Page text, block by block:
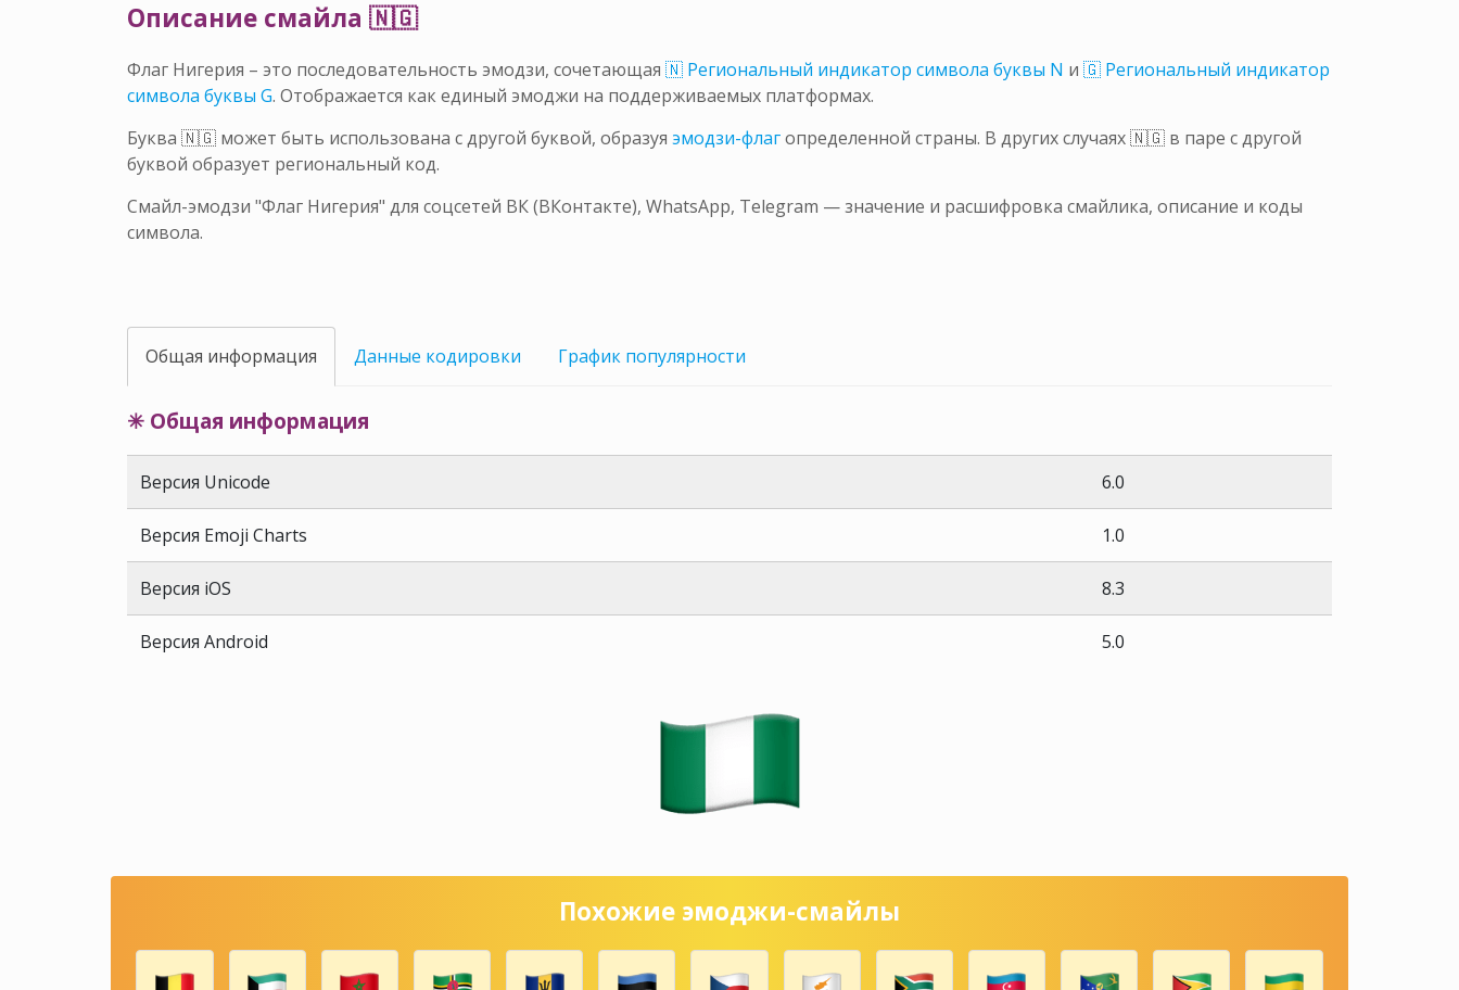
Описание смайла 🇳🇬
Флаг Нигерия – это последовательность эмодзи, сочетающая 🇳 Региональный индикатор символа буквы N и 🇬 Региональный индикатор
символа буквы G. Отображается как единый эмоджи на поддерживаемых платформах.
Буква 🇳🇬 может быть использована с другой буквой, образуя эмодзи-флагопределенной страны. В других случаях 🇳🇬 в паре с другой
буквой образует региональный код.
Смайл-эмодзи "Флаг Нигерия" для соцсетей ВК (ВКонтакте), WhatsApp, Telegram — значение и расшифровка смайлика, описание и коды
символа.
Общая информация Данные кодировки График популярности
✳ Общая информация
Версия Unicode 6.0
Версия Emoji Charts 1.0
Версия iOS 8.3
Версия Android 5.0
Похожие эмоджи-смайлы